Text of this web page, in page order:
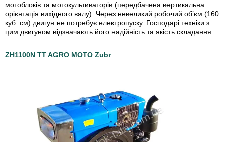
мотоблоків та мотокультиваторів (передбачена вертикальна
орієнтація вихідного валу). Через невеликий робочий об’єм (160
куб. см) двигун не потребує електропуску. Господарі техніки з
цим двигуном відзначають його надійність та якість складання.
ZH1100N TT AGRO MOTO Zubr